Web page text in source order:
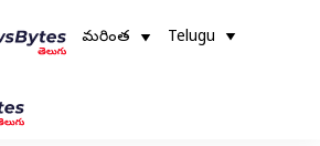
మరింత Telugu